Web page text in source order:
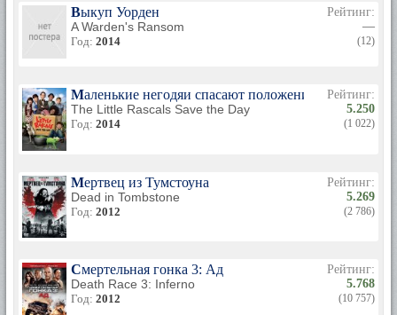
Выкуп Уорден
A Warden's Ransom
Год: 2014
Рейтинг:
—
(12)
Маленькие негодяи спасают положение
The Little Rascals Save the Day
Год: 2014
Рейтинг:
5.250
(1 022)
Мертвец из Тумстоуна
Dead in Tombstone
Год: 2012
Рейтинг:
5.269
(2 786)
Смертельная гонка 3: Ад
Death Race 3: Inferno
Год: 2012
Рейтинг:
5.768
(10 757)